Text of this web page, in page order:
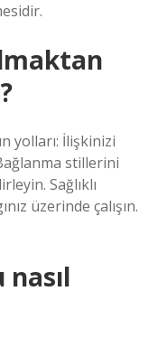
yolları: İlişkinizi
stillerini
Sağlıklı
üzerinde çalışın.
nasıl